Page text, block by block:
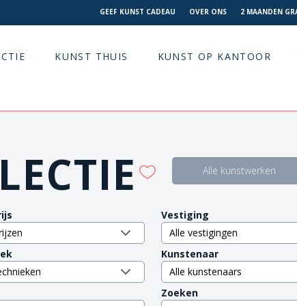
GEEF KUNST CADEAU OVER ONS 2 MAANDEN
KUNST THUIS KUNST OP KANTOOR
Alle kunstwerken
Vestiging
Kunstenaar
Zoeken